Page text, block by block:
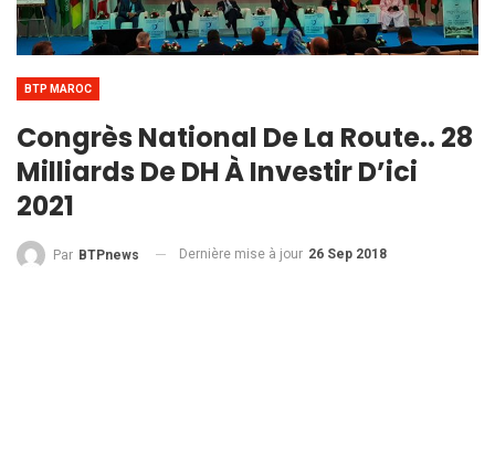
BTP MAROC
Congrès National De La Route.. 28
Milliards De DH À Investir D’ici
2021
Par BTPnews Dernière mise à jour 26 Sep 2018